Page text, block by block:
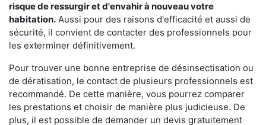
risque de ressurgir et d'envahir à nouveau votre
habitation. Aussi pour des raisons d'efficacité et aussi de
sécurité, il convient de contacter des professionnels pour
les exterminer définitivement.
Pour trouver une bonne entreprise de désinsectisation ou
de dératisation, le contact de plusieurs professionnels est
recommandé. De cette manière, vous pourrez comparer
les prestations et choisir de manière plus judicieuse. De
plus, il est possible de demander un devis gratuitement